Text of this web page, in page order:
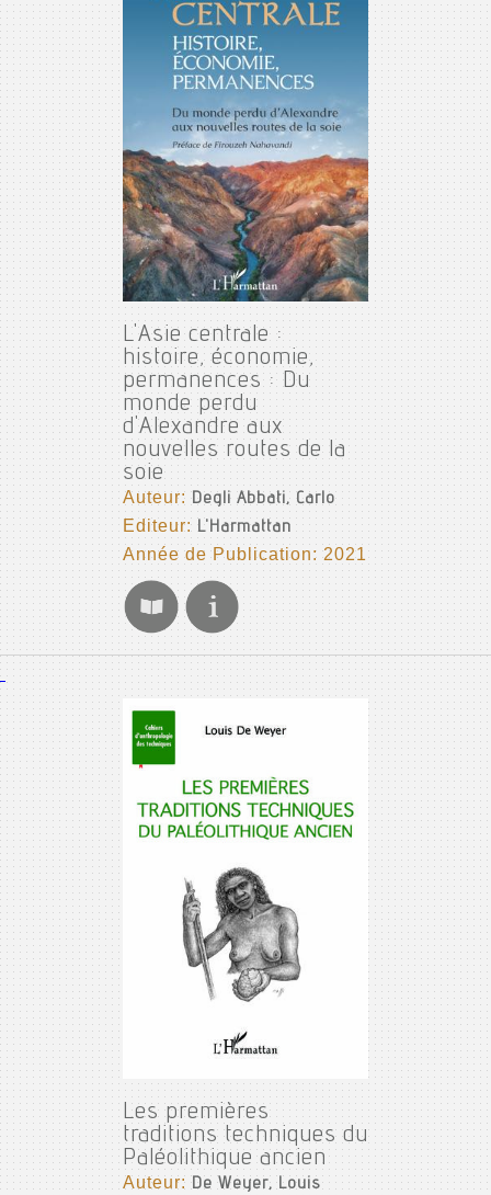
L'Asie centrale :
histoire, économie,
permanences : Du
monde perdu
d'Alexandre aux
nouvelles routes de la
soie
Auteur:Degli Abbati, Carlo
Editeur: L'Harmattan
Année de Publication: 2021
Les premières
traditions techniques du
Paléolithique ancien
Auteur:De Weyer, Louis